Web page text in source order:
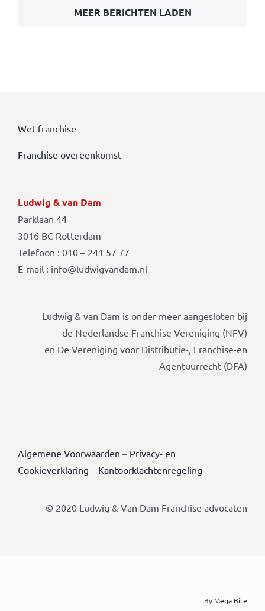
MEER BERICHTEN LADEN
Wet franchise
Franchise overeenkomst
Ludwig & van Dam
Parklaan 44
3016 BC Rotterdam
Telefoon : 010 – 241 57 77
E-mail : info@ludwigvandam.nl
Ludwig & van Dam is onder meer aangesloten bij
de Nederlandse Franchise Vereniging (NFV)
en De Vereniging voor Distributie-, Franchise-en
Agentuurrecht (DFA)
Algemene Voorwaarden – Privacy- en
Cookieverklaring – Kantoorklachtenregeling
© 2020 Ludwig & Van Dam Franchise advocaten
ByMega Bite